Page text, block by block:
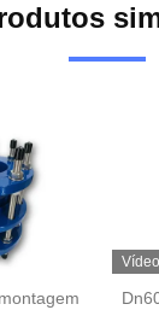
carbono
Vídeo